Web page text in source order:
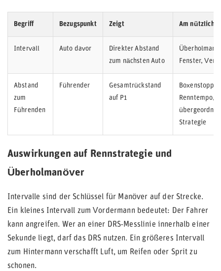
Begriff Bezugspunkt Zeigt Am
Intervall Auto davor
Direkter Abstand
zum nächsten Auto
Fenster,
Abstand
zum
Führenden
Führender
Gesamtrückstand
auf P1
Boxenstopp-
Renntempo,
Strategie
Auswirkungen auf Rennstrategie und
Überholmanöver
Intervalle sind der Schlüssel für Manöver auf der Strecke.
Ein kleines Intervall zum Vordermann bedeutet: Der Fahrer
kann angreifen. Wer an einer DRS-Messlinie innerhalb einer
Sekunde liegt, darf das DRS nutzen. Ein größeres Intervall
zum Hintermann verschafft Luft, um Reifen oder Sprit zu
schonen.